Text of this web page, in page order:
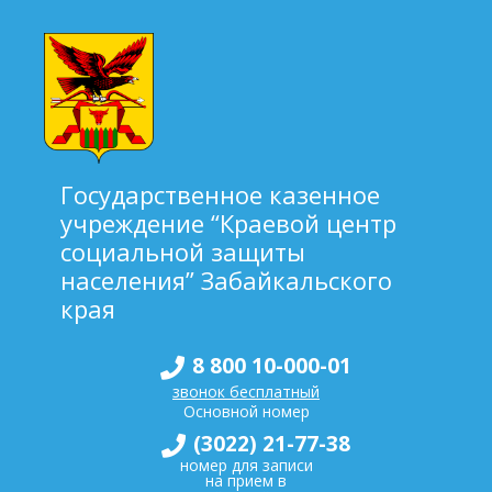
Государственное казенное
учреждение “Краевой центр
социальной защиты
населения” Забайкальского
края
8 800 10-000-01
звонок бесплатный
Основной номер
(3022) 21-77-38
номер для записи
на прием в